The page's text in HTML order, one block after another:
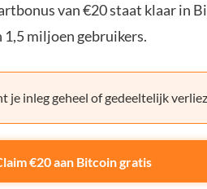
van €20 staat klaar in
miljoen gebruikers.
je inleg geheel of gedeeltelijk
€20 aan Bitcoin gratis